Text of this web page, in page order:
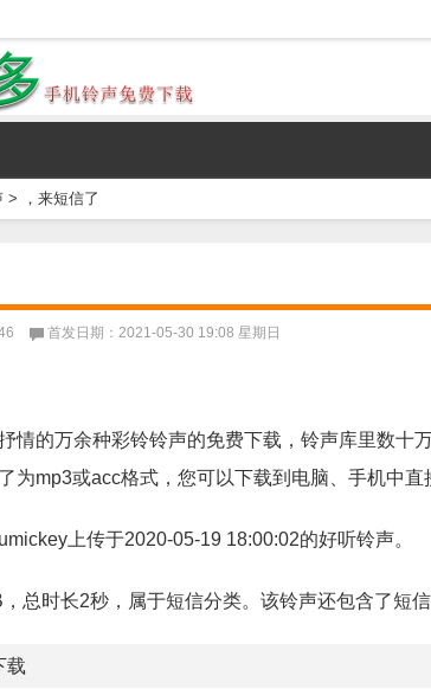
> ，来短信了
首发日期：2021-05-30 19:08 星期日
情的万余种彩铃铃声的免费下载，铃声库里数十
为mp3或acc格式，您可以下载到电脑、手机中
上传于2020-05-19 18:00:02的好听铃声。
总时长2秒，属于短信分类。该铃声还包含了短
载